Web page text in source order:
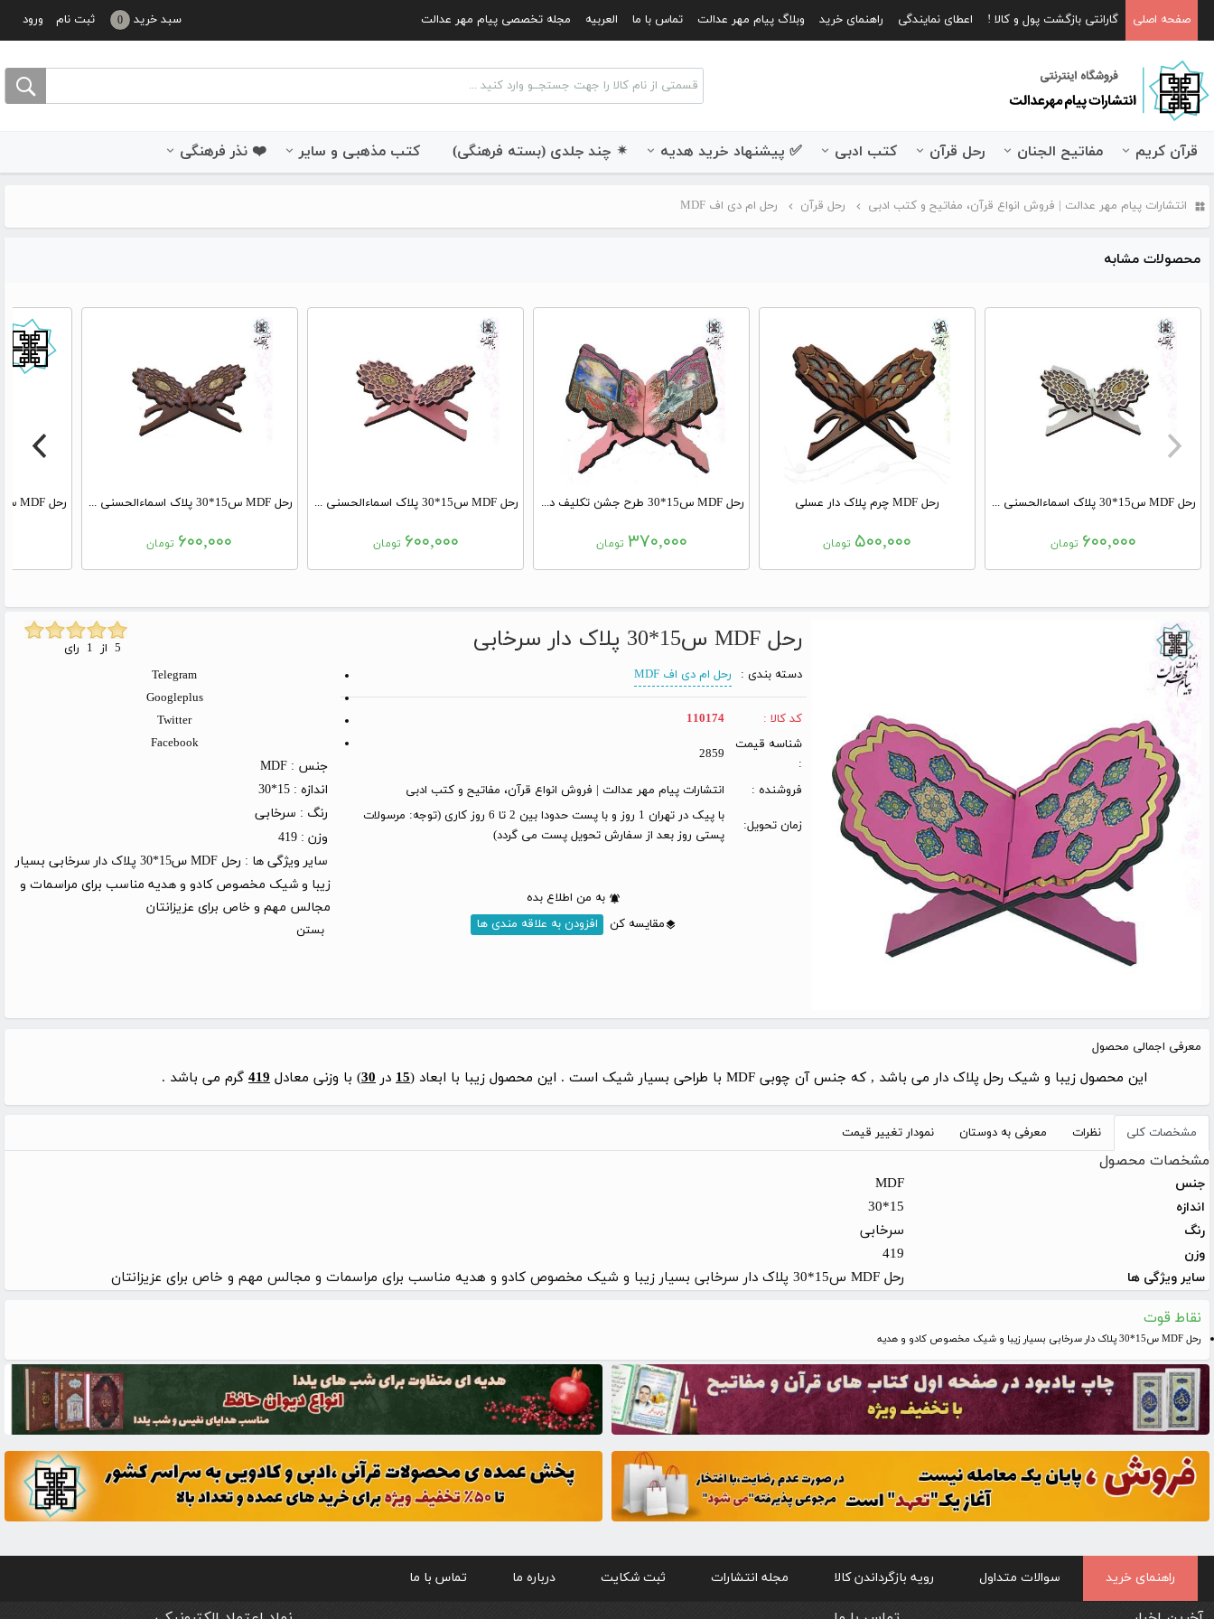
ورود ثبت نام سبد خرید 0 صفحه اصلی گارانتی بازگشت پول و کالا ! اعطای نمایندگی راهنمای خرید وبلاگ پیام مهر عدالت تماس با ما العربیه مجله تخصصی پیام مهر عدالت
قرآن کریم مفاتیح الجنان رحل قرآن کتب ادبی ✅ پیشنهاد خرید هدیه ✴ چند جلدی (بسته فرهنگی) کتب مذهبی و سایر ❤️ نذر فرهنگی
انتشارات پیام مهر عدالت | فروش انواع قرآن، مفاتیح و کتب ادبی رحل قرآن رحل ام دی اف MDF
محصولات مشابه
رحل MDF س15*30 پلاک اسماءالحسنی سفید
۶۰۰,۰۰۰ تومان
رحل MDF چرم پلاک دار عسلی
۵۰۰,۰۰۰ تومان
رحل MDF س15*30 طرح جشن تکلیف دخترانه صورتی
۳۷۰,۰۰۰ تومان
رحل MDF س15*30 پلاک اسماءالحسنی صورتی
۶۰۰,۰۰۰ تومان
رحل MDF س15*30 پلاک اسماءالحسنی قهوه ای
۶۰۰,۰۰۰ تومان
رحل MDF س15*30 پلاک دار سرخابی
دسته بندی :
رحل ام دی اف MDF
کد کالا :
110174
شناسه قیمت
:
2859
فروشنده : انتشارات پیام مهر عدالت | فروش انواع قرآن، مفاتیح و کتب ادبی
زمان تحویل:
با پیک در تهران 1 روز و با پست حدودا بین 2 تا 6 روز کاری (توجه: مرسولات
پستی روز بعد از سفارش تحویل پست می گردد)
به من اطلاع بده
مقایسه کن
افزودن به علاقه مندی ها
Telegram
Googleplus
Twitter
Facebook
جنس :MDF
اندازه :15*30
رنگ : سرخابی
وزن :419
سایر ویژگی ها :
رحل MDF س15*30 پلاک دار سرخابی بسیار
زیبا و شیک مخصوص کادو و هدیه مناسب برای مراسمات و
مجالس مهم و خاص برای عزیزانتان
بستن
معرفی اجمالی محصول
این محصول زیبا و شیک رحل پلاک دار می باشد , که جنس آن چوبی MDF با طراحی بسیار شیک است . این محصول زیبا با ابعاد ( 15 در 30) با وزنی معادل 419 گرم می باشد .
مشخصات کلی نظرات معرفی به دوستان نمودار تغییر قیمت
مشخصات محصول
جنس MDF
اندازه 15*30
رنگ سرخابی
وزن 419
سایر ویژگی ها رحل MDF س15*30 پلاک دار سرخابی بسیار زیبا و شیک مخصوص کادو و هدیه مناسب برای مراسمات و مجالس مهم و خاص برای عزیزانتان
نقاط قوت
رحل MDF س15*30 پلاک دار سرخابی بسیار زیبا و شیک مخصوص کادو و هدیه
راهنمای خرید سوالات متداول رویه بازگرداندن کالا مجله انتشارات ثبت شکایت درباره ما تماس با ما